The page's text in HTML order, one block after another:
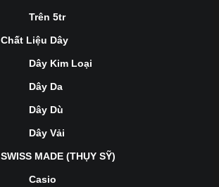
Trên 5tr
Chất Liệu Dây
Dây Kim Loại
Dây Da
Dây Dù
Dây Vải
SWISS MADE (THỤY SỸ)
Casio